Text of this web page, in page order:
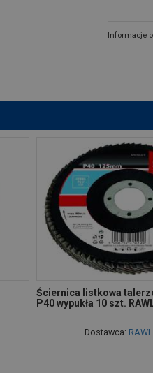
Informacje
Ściernica listkowa
P40 wypukła 10 szt.
Dostawca: